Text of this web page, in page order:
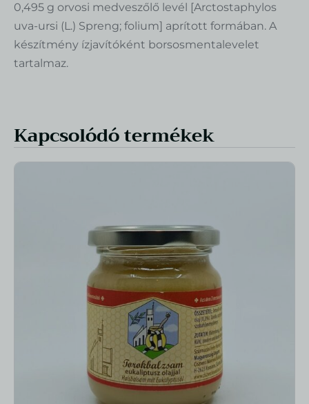
0,495 g orvosi medveszőlő levél [Arctostaphylos
uva-ursi (L.) Spreng; folium] aprított formában. A
készítmény ízjavítóként borsosmentalevelet
tartalmaz.
Kapcsolódó termékek